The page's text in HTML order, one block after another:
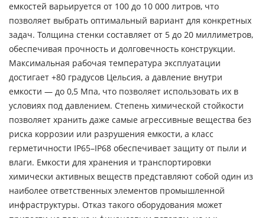
емкостей варьируется от 100 до 10 000 литров, что
позволяет выбрать оптимальный вариант для конкретных
задач. Толщина стенки составляет от 5 до 20 миллиметров,
обеспечивая прочность и долговечность конструкции.
Максимальная рабочая температура эксплуатации
достигает +80 градусов Цельсия, а давление внутри
емкости — до 0,5 Мпа, что позволяет использовать их в
условиях под давлением. Степень химической стойкости
позволяет хранить даже самые агрессивные вещества без
риска коррозии или разрушения емкости, а класс
герметичности IP65–IP68 обеспечивает защиту от пыли и
влаги. Емкости для хранения и транспортировки
химически активных веществ представляют собой один из
наиболее ответственных элементов промышленной
инфраструктуры. Отказ такого оборудования может